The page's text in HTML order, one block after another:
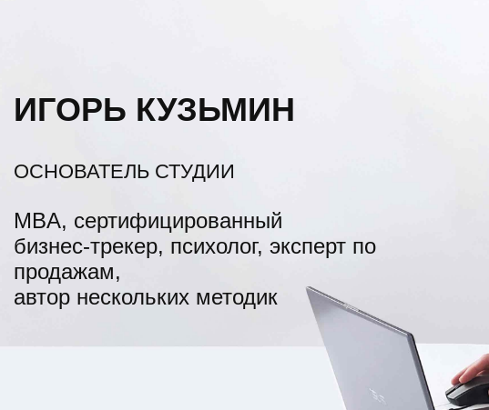
ИГОРЬ КУЗЬМИН
ОСНОВАТЕЛЬ СТУДИИ
MBA, сертифицированный
бизнес-трекер, психолог, эксперт по
продажам,
автор нескольких методик